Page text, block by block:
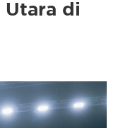
Utara di